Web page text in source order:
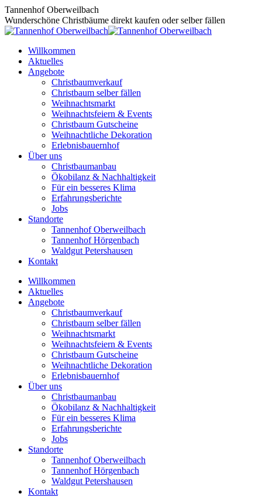
Zum
Inhalt
springen
Tannenhof Oberweilbach
Wunderschöne Christbäume direkt kaufen oder selber fällen
Willkommen
Aktuelles
Angebote
Christbaumverkauf
Christbaum selber fällen
Weihnachtsmarkt
Weihnachtsfeiern & Events
Christbaum Gutscheine
Weihnachtliche Dekoration
Erlebnisbauernhof
Über uns
Christbaumanbau
Ökobilanz & Nachhaltigkeit
Für ein besseres Klima
Erfahrungsberichte
Jobs
Standorte
Tannenhof Oberweilbach
Tannenhof Hörgenbach
Waldgut Petershausen
Kontakt
Willkommen
Aktuelles
Angebote
Christbaumverkauf
Christbaum selber fällen
Weihnachtsmarkt
Weihnachtsfeiern & Events
Christbaum Gutscheine
Weihnachtliche Dekoration
Erlebnisbauernhof
Über uns
Christbaumanbau
Ökobilanz & Nachhaltigkeit
Für ein besseres Klima
Erfahrungsberichte
Jobs
Standorte
Tannenhof Oberweilbach
Tannenhof Hörgenbach
Waldgut Petershausen
Kontakt